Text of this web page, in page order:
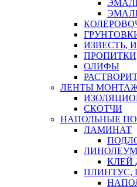
ИЗВЕСТЬ,
ОЛИФЫ
ЛЕНТЫ
СКОТЧИ
НАПОЛЬНЫЕ
ЛАМИНАТ
ЛИНОЛЕУМ
КЛЕЙ
ПЛИНТУС,